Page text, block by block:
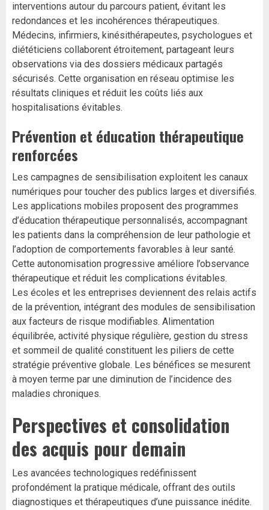
interventions autour du parcours patient, évitant les
redondances et les incohérences thérapeutiques.
Médecins, infirmiers, kinésithérapeutes, psychologues et
diététiciens collaborent étroitement, partageant leurs
observations via des dossiers médicaux partagés
sécurisés. Cette organisation en réseau optimise les
résultats cliniques et réduit les coûts liés aux
hospitalisations évitables.
Prévention et éducation thérapeutique
renforcées
Les campagnes de sensibilisation exploitent les canaux
numériques pour toucher des publics larges et diversifiés.
Les applications mobiles proposent des programmes
d’éducation thérapeutique personnalisés, accompagnant
les patients dans la compréhension de leur pathologie et
l’adoption de comportements favorables à leur santé.
Cette autonomisation progressive améliore l’observance
thérapeutique et réduit les complications évitables.
Les écoles et les entreprises deviennent des relais actifs
de la prévention, intégrant des modules de sensibilisation
aux facteurs de risque modifiables. Alimentation
équilibrée, activité physique régulière, gestion du stress
et sommeil de qualité constituent les piliers de cette
stratégie préventive globale. Les bénéfices se mesurent
à moyen terme par une diminution de l’incidence des
maladies chroniques.
Perspectives et consolidation
des acquis pour demain
Les avancées technologiques redéfinissent
profondément la pratique médicale, offrant des outils
diagnostiques et thérapeutiques d’une puissance inédite.